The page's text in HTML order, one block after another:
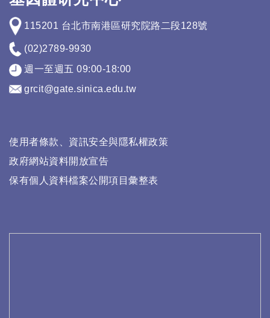
115201 台北市南港區研究院路二段128號
(02)2789-9930
週一至週五 09:00-18:00
grcit@gate.sinica.edu.tw
使用者條款、資訊安全與隱私權政策
政府網站資料開放宣告
保有個人資料檔案公開項目彙整表